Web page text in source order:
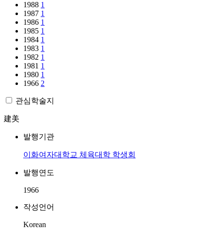
1988 1
1987 1
1986 1
1985 1
1984 1
1983 1
1982 1
1981 1
1980 1
1966 2
관심학술지
建美
발행기관
이화여자대학교 체육대학 학생회
발행연도
1966
작성언어
Korean